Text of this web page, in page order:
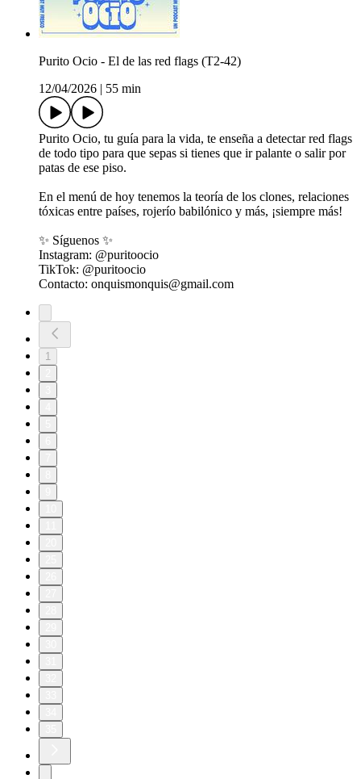
Purito Ocio - El de las red flags (T2-42)
12/04/2026
55 min
Purito Ocio, tu guía para la vida, te enseña a detectar red flags
de todo tipo para que sepas si tienes que ir palante o salir por
patas de ese piso.
En el menú de hoy tenemos la teoría de los clones, relaciones
tóxicas entre países, rojerío babilónico y más, ¡siempre más!
✨ Síguenos ✨
Instagram: @puritoocio
TikTok: @puritoocio
Contacto: onquismonquis@gmail.com
1